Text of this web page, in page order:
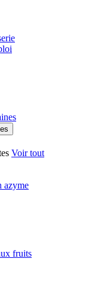
Voir tout
azyme
fruits